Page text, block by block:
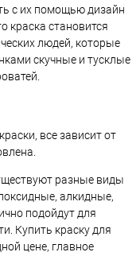
с их помощью дизайн
краска становится
людей, которые
скучные и тусклые
все зависит от
разные виды
алкидные,
подойдут для
Купить краску для
цене, главное